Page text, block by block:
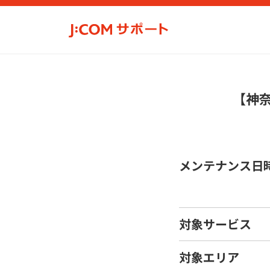
【
メンテナンス日
対象サービス
対象エリア